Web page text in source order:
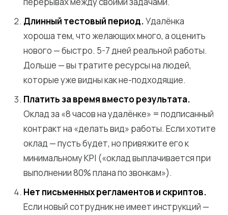
Длинный тестовый период.Удалёнка
хороша тем, что желающих много, а оценить
нового — быстро. 5-7 дней реальной работы.
Дольше — вы тратите ресурсы на людей,
которые уже видны как не-подходящие.
Платить за время вместо результата.
Оклад за «8 часов на удалёнке» = подписанный
контракт на «делать вид» работы. Если хотите
оклад — пусть будет, но привяжите его к
минимальному KPI («оклад выплачивается при
выполнении 80% плана по звонкам»).
Нет письменных регламентов и скриптов.
Если новый сотрудник не имеет инструкций —